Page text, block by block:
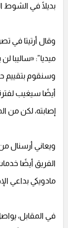
بديلًا في الشوط
وقال أرتيتا في
ميديا”: «ساليبا
وسنقوم بتقييم
أيضًا سيغيب
إصابته، لكن من
ويعاني أرسنال
الفريق أيضًا
مادويكي بداعي
في المقابل،